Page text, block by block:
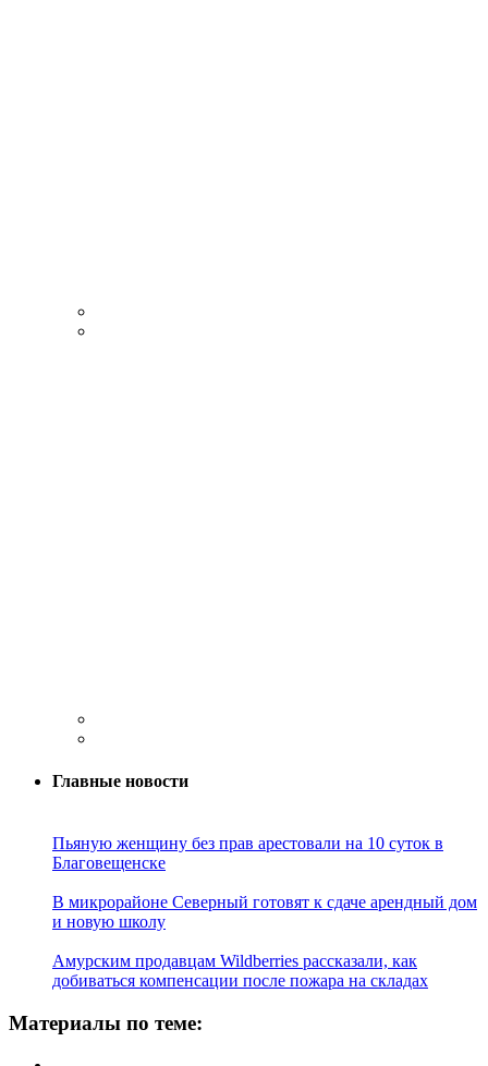
Главные новости
Пьяную женщину без прав арестовали на 10 суток в
Благовещенске
В микрорайоне Северный готовят к сдаче арендный дом
и новую школу
Амурским продавцам Wildberries рассказали, как
добиваться компенсации после пожара на складах
Материалы по теме: